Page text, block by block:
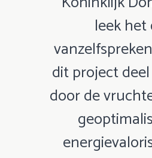
leek het
dit project
door de